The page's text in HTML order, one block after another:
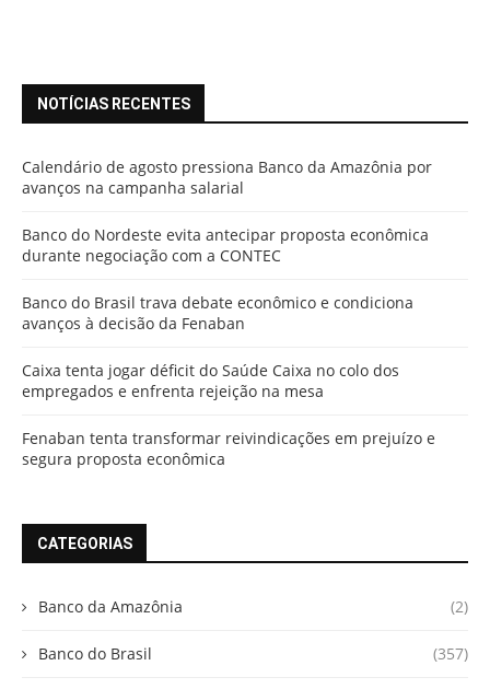
NOTÍCIAS RECENTES
Calendário de agosto pressiona Banco da Amazônia por
avanços na campanha salarial
Banco do Nordeste evita antecipar proposta econômica
durante negociação com a CONTEC
Banco do Brasil trava debate econômico e condiciona
avanços à decisão da Fenaban
Caixa tenta jogar déficit do Saúde Caixa no colo dos
empregados e enfrenta rejeição na mesa
Fenaban tenta transformar reivindicações em prejuízo e
segura proposta econômica
CATEGORIAS
Banco da Amazônia (2)
Banco do Brasil (357)